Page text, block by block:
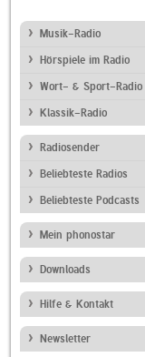
Musik-Radio
Hörspiele im Radio
Wort- & Sport-Radio
Klassik-Radio
Radiosender
Beliebteste Radios
Beliebteste Podcasts
Mein phonostar
Downloads
Hilfe & Kontakt
Newsletter